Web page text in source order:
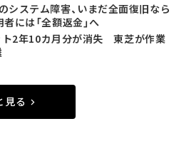
システム障害、いまだ全面復旧なら
には「全額返金」へ
ト2年10カ月分が消失 東芝が作業
見る